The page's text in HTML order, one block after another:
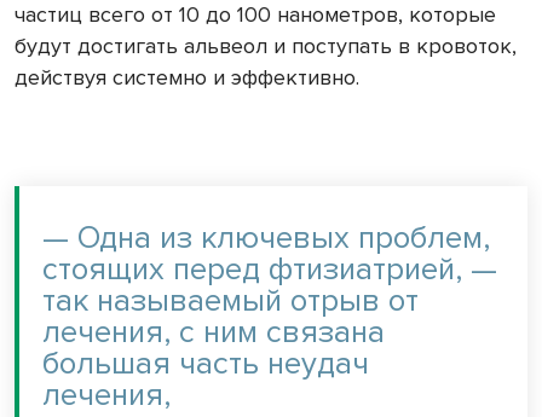
частиц всего от 10 до 100 нанометров, которые
будут достигать альвеол и поступать в кровоток,
действуя системно и эффективно.
— Одна из ключевых проблем,
стоящих перед фтизиатрией, —
так называемый отрыв от
лечения, с ним связана
большая часть неудач
лечения,